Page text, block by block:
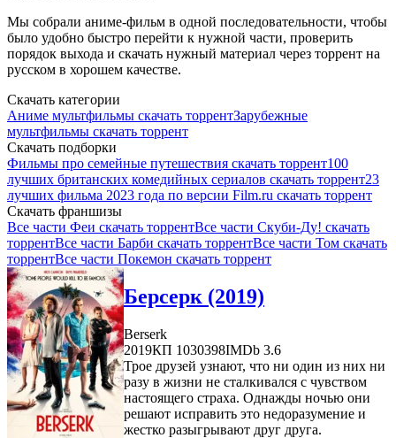
Мы собрали аниме-фильм в одной последовательности, чтобы
было удобно быстро перейти к нужной части, проверить
порядок выхода и скачать нужный материал через торрент на
русском в хорошем качестве.
Скачать категории
Аниме мультфильмы скачать торрентЗарубежные
мультфильмы скачать торрент
Скачать подборки
Фильмы про семейные путешествия скачать торрент100
лучших британских комедийных сериалов скачать торрент23
лучших фильма 2023 года по версии Film.ru скачать торрент
Скачать франшизы
Все части Феи скачать торрентВсе части Скуби-Ду! скачать
торрентВсе части Барби скачать торрентВсе части Том скачать
торрентВсе части Покемон скачать торрент
Берсерк (2019)
Berserk
2019КП 1030398IMDb 3.6
Трое друзей узнают, что ни один из них ни
разу в жизни не сталкивался с чувством
настоящего страха. Однажды ночью они
решают исправить это недоразумение и
жестко разыгрывают друг друга.